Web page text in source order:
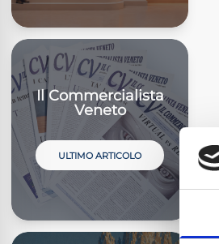
Il Commercialista
Veneto
ULTIMO ARTICOLO